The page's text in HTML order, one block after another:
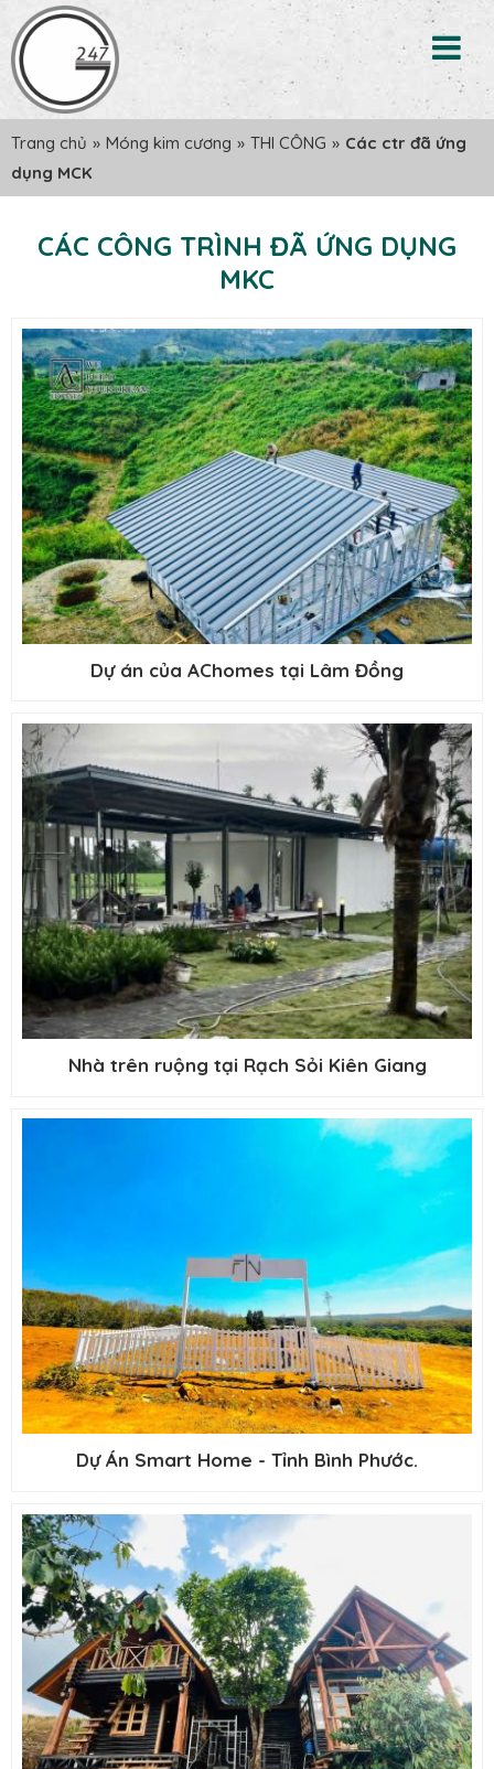
Trang chủ » Móng kim cương » THI CÔNG » Các ctr đã ứng
dụng MCK
CÁC CÔNG TRÌNH ĐÃ ỨNG DỤNG
MKC
Dự án của AChomes tại Lâm Đồng
Nhà trên ruộng tại Rạch Sỏi Kiên Giang
Dự Án Smart Home - Tỉnh Bình Phước.